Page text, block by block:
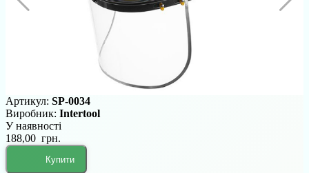
Артикул: SP-0034
Виробник: Intertool
У наявності
188,00 грн.
Купити